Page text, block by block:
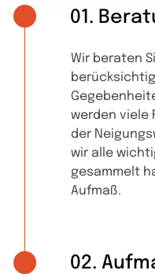
01.
Wir beraten
werden viele
der
wir alle
gesammelt
Aufmaß.
02.